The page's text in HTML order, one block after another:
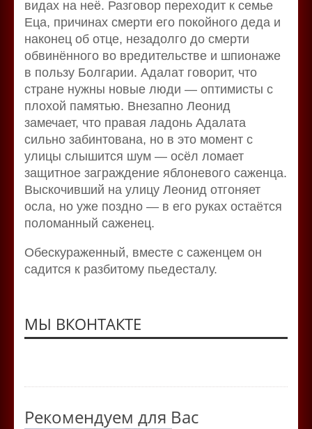
видах на неё. Разговор переходит к семье
Еца, причинах смерти его покойного деда и
наконец об отце, незадолго до смерти
обвинённого во вредительстве и шпионаже
в пользу Болгарии. Адалат говорит, что
стране нужны новые люди — оптимисты с
плохой памятью. Внезапно Леонид
замечает, что правая ладонь Адалата
сильно забинтована, но в это момент с
улицы слышится шум — осёл ломает
защитное заграждение яблоневого саженца.
Выскочивший на улицу Леонид отгоняет
осла, но уже поздно — в его руках остаётся
поломанный саженец.
Обескураженный, вместе с саженцем он
садится к разбитому пьедесталу.
МЫ ВКОНТАКТЕ
Рекомендуем для Вас